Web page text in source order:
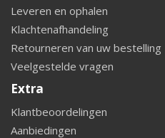
Leveren en ophalen
Klachtenafhandeling
Retourneren van uw bestelling
Veelgestelde vragen
Extra
Klantbeoordelingen
Aanbiedingen